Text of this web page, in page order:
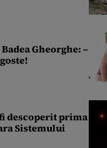
Gheorghe: –
descoperit prima
Sistemului